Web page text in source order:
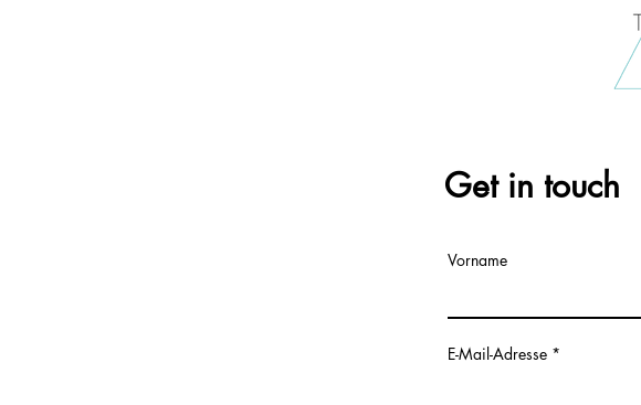
Get in touch
Vorname
E-Mail-Adresse